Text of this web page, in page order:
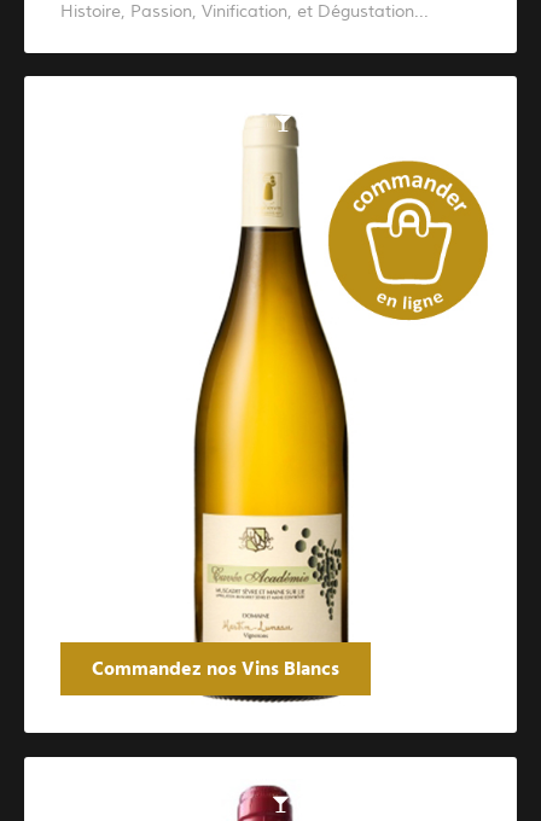
Histoire, Passion, Vinification, et Dégustation...
Commandez nos Vins Blancs
Catalogue des vins blancs